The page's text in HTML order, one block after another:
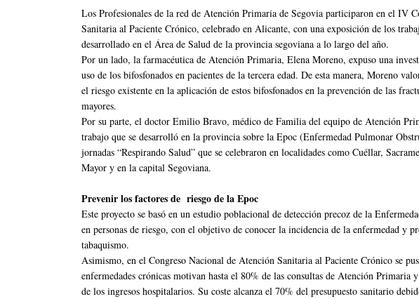
Los Profesionales de la red de Atención Primaria de Segovia participaron en el IV
Sanitaria al Paciente Crónico, celebrado en Alicante, con una exposición de los
desarrollado en el Área de Salud de la provincia segoviana a lo largo del año.
Por un lado, la farmacéutica de Atención Primaria, Elena Moreno, expuso una
uso de los bifosfonados en pacientes de la tercera edad. De esta manera, Moreno
el riesgo existente en la aplicación de estos bifosfonados en la prevención de las
mayores.
Por su parte, el doctor Emilio Bravo, médico de Familia del equipo de Atención
trabajo que se desarrolló en la provincia sobre la Epoc (Enfermedad Pulmonar
jornadas “Respirando Salud” que se celebraron en localidades como Cuéllar,
Mayor y en la capital Segoviana.
Prevenir los factores de riesgo de la Epoc
Este proyecto se basó en un estudio poblacional de detección precoz de la
en personas de riesgo, con el objetivo de conocer la incidencia de la enfermedad y
tabaquismo.
Asimismo, en el Congreso Nacional de Atención Sanitaria al Paciente Crónico se
enfermedades crónicas motivan hasta el 80% de las consultas de Atención Primaria
de los ingresos hospitalarios. Su coste alcanza el 70% del presupuesto sanitario